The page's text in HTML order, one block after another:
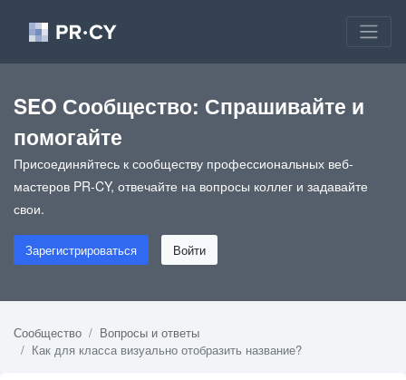
SEO Сообщество: Спрашивайте и
помогайте
Присоединяйтесь к сообществу профессиональных веб-
мастеров PR-CY, отвечайте на вопросы коллег и задавайте
свои.
Зарегистрироваться Войти
Сообщество
Вопросы и ответы
Как для класса визуально отобразить название?